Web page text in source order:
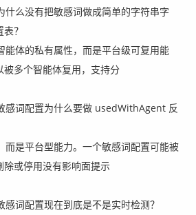
什么没有把敏感词做成简单的字符串字
？
能体的私有属性，而是平台级可复用能
多个智能体复用，支持分
感词配置为什么要做 usedWithAgent 反
而是平台型能力。一个敏感词配置可能被
或停用没有影响面提示
词配置现在到底是不是实时检测？